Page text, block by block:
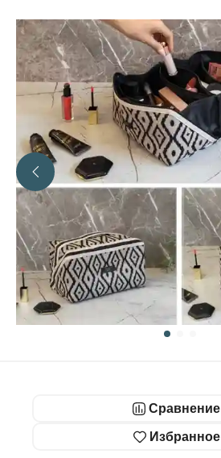
Сравнение
Избранное